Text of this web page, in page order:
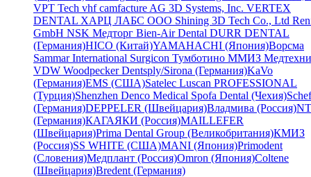
VPT Tech vhf camfacture AG 3D Systems, Inc. VERTEX
DENTAL ХАРЦ ЛАБС ООО Shining 3D Tech Co., Ltd
GmbH NSK Медторг Bien-Air Dental DURR DENTAL
(Германия)HICO (Китай)YAMAHACHI (Япония)Ворсма
Sammar International Surgicon Тумботино ММИЗ
VDW WoodpeckerDentsply/Sirona (Германия)KaVo
(Германия)EMS (США)Satelec Luscan PROFESSIONAL
(Турция)Shenzhen Denco Medical Spofa Dental (Чехия)
(Германия)DEPPELER (Швейцария)Владмива (Россия)
(Германия)КАГАЯКИ (Россия)MAILLEFER
(Швейцария)Prima Dental Group (Великобритания)КМИЗ
(Россия)SS WHITE (США)MANI (Япония)Primodent
(Словения)Медплант (Россия)Omron (Япония)Coltene
(Швейцария)Bredent (Германия)